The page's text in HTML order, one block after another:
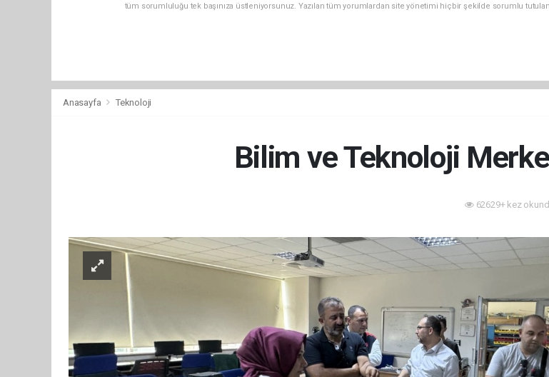
tüm sorumluluğu tek başınıza üstleniyorsunuz. Yazılan tüm yorumlardan site yönetimi hiçbir şekilde sorumlu
Anasayfa Teknoloji
Bilim ve Teknoloji
62629+ kez